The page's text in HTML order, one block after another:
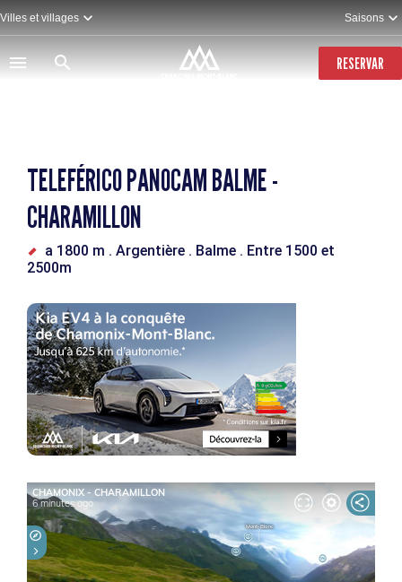
Pasar
al
contenido
principal
Villes et villages Saisons
RESERVAR
TELEFÉRICO PANOCAM BALME -
CHARAMILLON
a 1800 m . Argentière . Balme . Entre 1500 et
2500m